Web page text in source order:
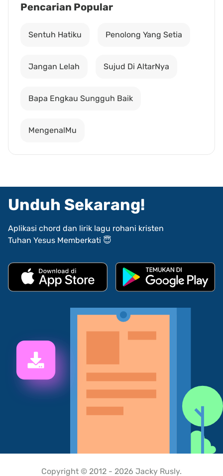
Pencarian Popular
Sentuh Hatiku Penolong Yang Setia
Jangan Lelah Sujud Di AltarNya
Bapa Engkau Sungguh Baik
MengenalMu
Unduh Sekarang!
Aplikasi chord dan lirik lagu rohani kristen
Tuhan Yesus Memberkati 😇
Copyright © 2012 - 2026 Jacky Rusly.